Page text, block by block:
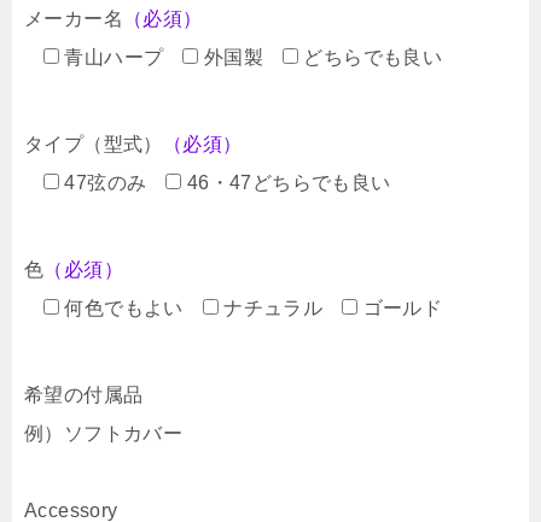
メーカー名
（必須）
青山ハープ
外国製 どちらでも良い
タイプ（型式）
（必須）
47弦のみ
46・47どちらでも良い
色 （必須）
何色でもよい
ナチュラル ゴールド
希望の付属品
例）ソフトカバー
Accessory